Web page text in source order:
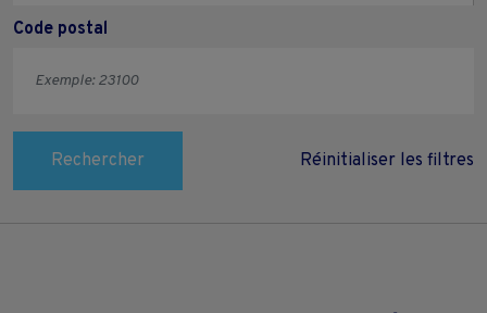
Code postal
Rechercher Réinitialiser les filtres